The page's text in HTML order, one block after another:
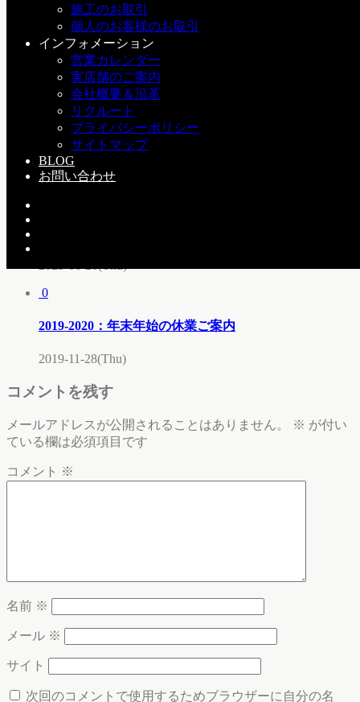
施工のお取引
個人のお客様のお取引
インフォメーション
営業カレンダー
実店舗のご案内
会社概要＆沿革
リクルート
プライバシーポリシー
サイトマップ
BLOG
お問い合わせ
TOKYODO 2014 大阪展示会
あけましておめでとうございます
こちらの記事もどうぞ
9月・10月 営業日カレンダー
2025-09-03(Wed)
2025-06-26(Thu)
0
2019-2020：年末年始の休業ご案内
2019-11-28(Thu)
コメントを残す
メールアドレスが公開されることはありません。 ※ が付い
ている欄は必須項目です
コメント ※
名前 ※
メール ※
サイト
次回のコメントで使用するためブラウザーに自分の名